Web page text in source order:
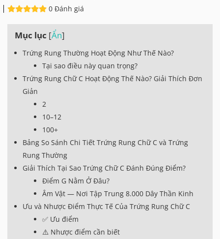
0 Đánh giá
Mục lục [Ẩn]
Trứng Rung Thường Hoạt Động Như Thế Nào?
Tại sao điều này quan trọng?
Trứng Rung Chữ C Hoạt Động Thế Nào? Giải Thích Đơn
Giản
2
10–12
100+
Bảng So Sánh Chi Tiết Trứng Rung Chữ C và Trứng
Rung Thường
Giải Thích Tại Sao Trứng Chữ C Đánh Đúng Điểm?
Điểm G Nằm Ở Đâu?
Âm Vật — Nơi Tập Trung 8.000 Dây Thần Kinh
Ưu và Nhược Điểm Thực Tế Của Trứng Rung Chữ C
✅ Ưu điểm
⚠️ Nhược điểm cần biết